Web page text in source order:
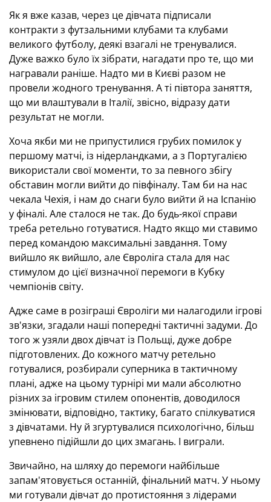
Як я вже казав, через це дівчата підписали
контракти з футзальними клубами та клубами
великого футболу, деякі взагалі не тренувалися.
Дуже важко було їх зібрати, нагадати про те, що ми
награвали раніше. Надто ми в Києві разом не
провели жодного тренування. А ті півтора заняття,
що ми влаштували в Італії, звісно, відразу дати
результат не могли.
Хоча якби ми не припустилися грубих помилок у
першому матчі, із нідерландками, а з Португалією
використали свої моменти, то за певного збігу
обставин могли вийти до півфіналу. Там би на нас
чекала Чехія, і нам до снаги було вийти й на Іспанію
у фіналі. Але сталося не так. До будь-якої справи
треба ретельно готуватися. Надто якщо ми ставимо
перед командою максимальні завдання. Тому
вийшло як вийшло, але Євроліга стала для нас
стимулом до цієї визначної перемоги в Кубку
чемпіонів світу.
Адже саме в розіграші Євроліги ми налагодили ігрові
зв'язки, згадали наші попередні тактичні задуми. До
того ж узяли двох дівчат із Польщі, дуже добре
підготовлених. До кожного матчу ретельно
готувалися, розбирали суперника в тактичному
плані, адже на цьому турнірі ми мали абсолютно
різних за ігровим стилем опонентів, доводилося
змінювати, відповідно, тактику, багато спілкуватися
з дівчатами. Ну й згуртувалися психологічно, більш
упевнено підійшли до цих змагань. І виграли.
Звичайно, на шляху до перемоги найбільше
запам'ятовується останній, фінальний матч. У ньому
ми готували дівчат до протистояння з лідерами